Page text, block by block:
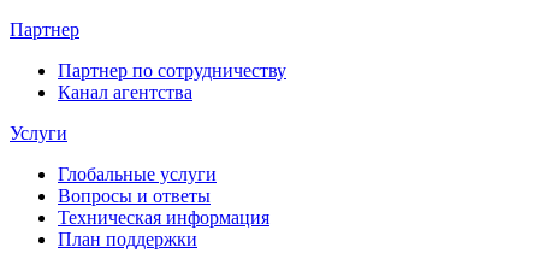
Партнер
Партнер по сотрудничеству
Канал агентства
Услуги
Глобальные услуги
Вопросы и ответы
Техническая информация
План поддержки